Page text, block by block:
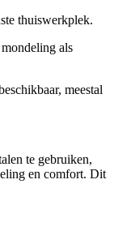
thuiswerkplek.
als
meestal
te gebruiken,
en comfort. Dit